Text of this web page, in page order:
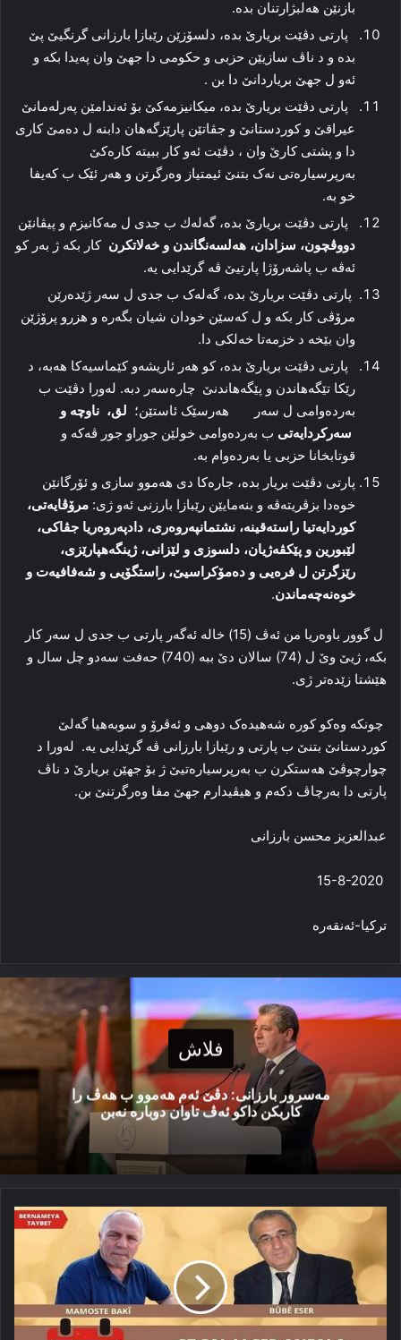
بازنێن ھەلبژارتنان بدە.
پارتی دڤێت بریارێ بدە، دلسۆزێن رێبازا بارزانی گرنگیێ پێ
بدە و د ناڤ سازیێن حزبی و حکومی دا جھێ وان پەیدا بکە و
ئەو ل جھێ بریاردانێ دا بن .
پارتی دڤێت بریارێ بدە، میکانیزمەکێ بۆ ئەندامێن پەرلەمانێ
عیراقێ و کوردستانێ و جڤاتێن پارێزگەھان دابنە ل دەمێ کاری
دا و پشتی کارێ وان ، دڤێت ئەو کار ببیتە کارەکێ
بەرپرسیارەتی نەک بتنێ ئیمتیاز وەرگرتن و ھەر ئێک ب کەیفا
خو بە.
پارتی دڤێت بریارێ بدە، گەلەك ب جدی ل مەكانیزم و پیڤانێن
دووڤچون، سزادان، ھەلسەنگاندن و خەلاتكرنكار بكە ژ بەر كو
ئەڤە ب پاشەرۆژا پارتیێ ڤە گرێدایی یە.
پارتی دڤێت بریارێ بدە، گەلەک ب جدی ل سەر ژێدەرێن
مرۆڤی کار بکە و ل کەسێن خودان شیان بگەرە و ھزرو پرۆژێن
وان بێخە د خزمەتا خەلکی دا.
پارتی دڤێت بریارێ بدە، کو ھەر ئاریشەو کێماسیەکا ھەبە، د
رێکا تێگەھاندن و پێگەھاندنێ چارەسەر دبە. لەورا دڤێت ب
بەردەوامی ل سەر ھەرسێک ئاستێن؛ لق، ناوچە و
سەرکردایەتی ب بەردەوامی خولێن جوراو جور ڤەکە و
قوتابخانا حزبی یا بەردەوام بە.
پارتی دڤێت بریار بدە، جارەكا دی ھەموو سازی و ئۆرگانێن
خوەدا بزڤریتەڤە و بنەمایێن رێبازا بارزنی ئەو ژی: مرۆڤایەتی،
كوردایەتیا راستەقینە، نشتمانپەروەری، دادپەروەریا جڤاكی،
لێبورین و پێكڤەژیان، دلسوزی و لێزانی، ژینگەھپارێزی،
رێزگرتن ل فرەیی و دەمۆكراسیێ، راستگۆیی و شەفافیەت و
خوەنەچەماندن.
ل گوور باوەریا من ئەڤ (15) خالە ئەگەر پارتی ب جدی ل سەر کار
بکە، ژیێ وێ ل (74) سالان دێ ببە (740) حەفت سەدو چل سال و
ھێشتا زێدەتر ژی.
چونکە وەکو کورە شەھیدەک دوھی و ئەڤرۆ و سوبەھیا گەلێ
کوردستانێ بتنێ ب پارتی و رێبازا بارزانی ڤە گرێدایی یە. لەورا د
چوارچوڤێ ھەستکرن ب بەرپرسیارەتیێ ژ بۆ جھێن بریارێ د ناڤ
پارتی دا بەرچاڤ دکەم و ھیڤیدارم جھێ مفا وەرگرتنێ بن.
عبدالعزیز محسن بارزانی
ترکیا-ئەنقەرە
فلاش
مەسرور بارزانی: دڤێ ئەم هەموو ب هەڤ را
کاربکن داکو ئەڤ تاوان دوبارە نەبن
چما
ژ
بارزانیان
ده‌ست
پێ
كر